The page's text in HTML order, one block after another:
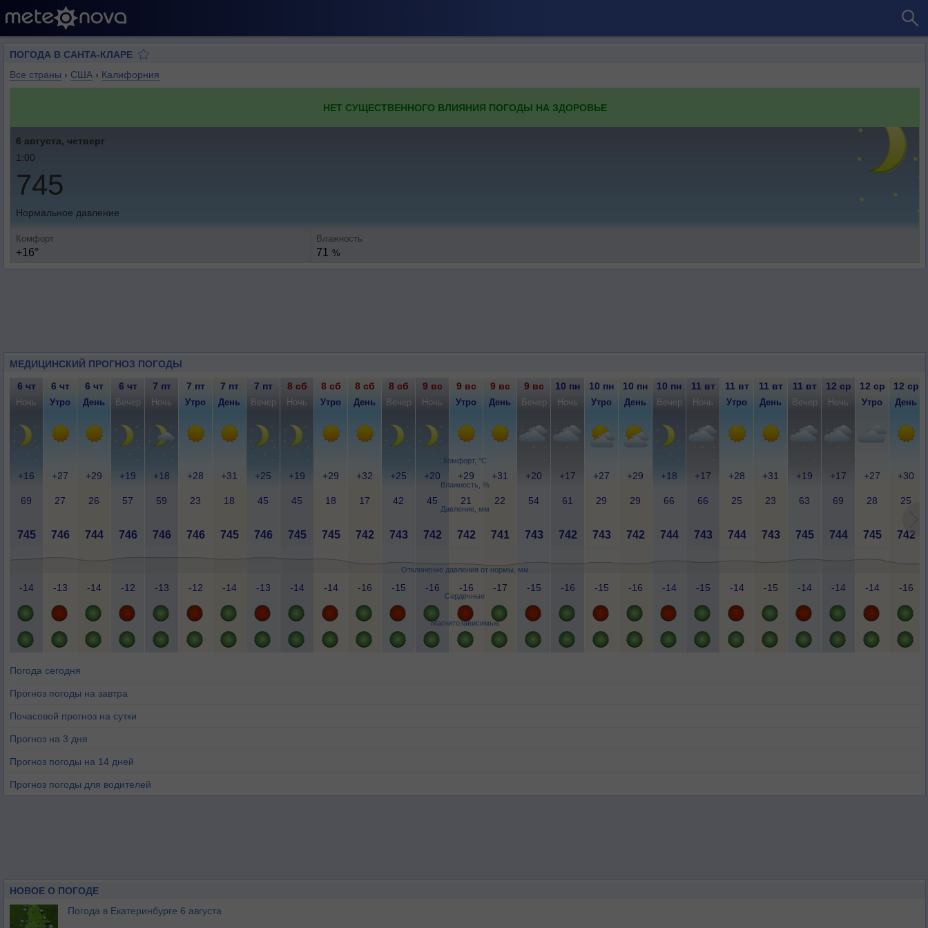
ПОГОДА В САНТА-КЛАРЕ
Все страны › США › Калифорния
НЕТ СУЩЕСТВЕННОГО ВЛИЯНИЯ ПОГОДЫ НА ЗДОРОВЬЕ
6 августа, четверг
1:00
745
Нормальное давление
Комфорт
+16°
Влажность
71 %
МЕДИЦИНСКИЙ ПРОГНОЗ ПОГОДЫ
Комфорт, °C
Влажность, %
Давление, мм
Отклонение давления от нормы, мм
Сердечные
Магнитозависимые
6 чт 6 чт 6 чт 6 чт 7 пт 7 пт 7 пт 7 пт 8 сб 8 сб 8 сб 8 сб 9 вс 9 вс 9 вс 9 вс 10 пн 10 пн 10 пн 10 пн 11 вт 11 вт 11 вт 11 вт 12 ср 12 ср 12 ср
Ночь Утро День Вечер Ночь Утро День Вечер Ночь Утро День Вечер Ночь Утро День Вечер Ночь Утро День Вечер Ночь Утро День Вечер Ночь Утро День
+16 +27 +29 +19 +18 +28 +31 +25 +19 +29 +32 +25 +20 +29 +31 +20 +17 +27 +29 +18 +17 +28 +31 +19 +17 +27 +30
69 27 26 57 59 23 18 45 45 18 17 42 45 21 22 54 61 29 29 66 66 25 23 63 69 28 25
745 746 744 746 746 746 745 746 745 745 742 743 742 742 741 743 742 743 742 744 743 744 743 745 744 745 742
-14 -13 -14 -12 -13 -12 -14 -13 -14 -14 -16 -15 -16 -16 -17 -15 -16 -15 -16 -14 -15 -14 -15 -14 -14 -14 -16
Погода сегодня
Прогноз погоды на завтра
Почасовой прогноз на сутки
Прогноз на 3 дня
Прогноз погоды на 14 дней
Прогноз погоды для водителей
НОВОЕ О ПОГОДЕ
Погода в Екатеринбурге 6 августа